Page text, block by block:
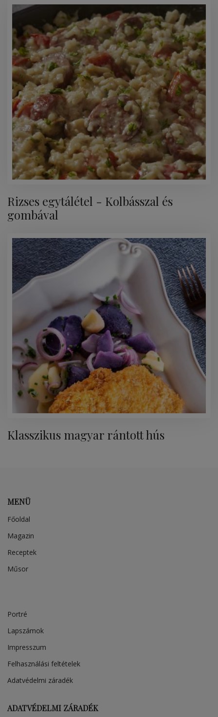
Rizses egytálétel - Kolbásszal és
gombával
Klasszikus magyar rántott hús
MENÜ
Főoldal
Magazin
Receptek
Műsor
Portré
Lapszámok
Impresszum
Felhasználási feltételek
Adatvédelmi záradék
ADATVÉDELMI ZÁRADÉK